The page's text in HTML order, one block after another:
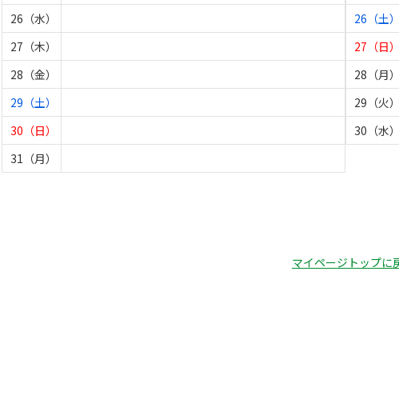
26（水）
27（木）
28（金）
29（土）
30（日）
31（月）
26（土）
27（日）
28（月）
29（火）
30（水）
マイページトップに